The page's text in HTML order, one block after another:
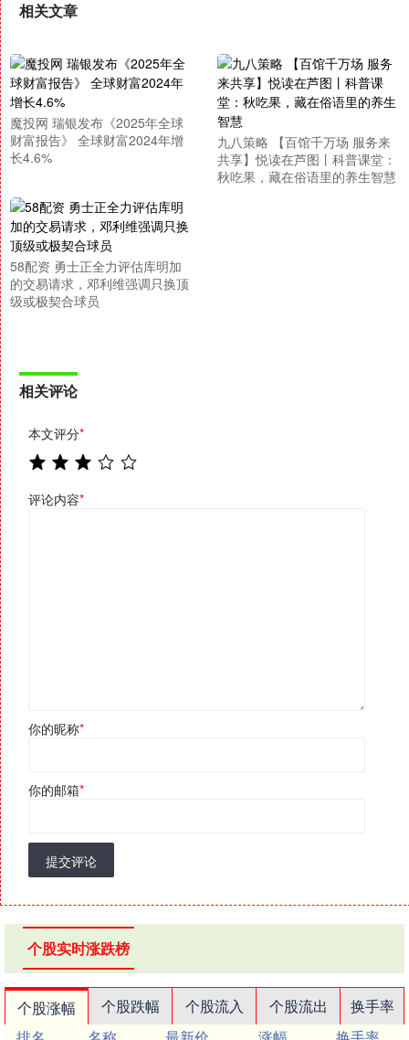
相关文章
魔投网 瑞银发布《2025年全球
财富报告》 全球财富2024年增
长4.6%
九八策略 【百馆千万场 服务来
共享】悦读在芦图丨科普课堂：
秋吃果，藏在俗语里的养生智慧
58配资 勇士正全力评估库明加
的交易请求，邓利维强调只换顶
级或极契合球员
相关评论
本文评分*
评论内容*
你的昵称*
你的邮箱*
提交评论
个股实时涨跌榜
个股涨幅 个股跌幅 个股流入 个股流出
换手率